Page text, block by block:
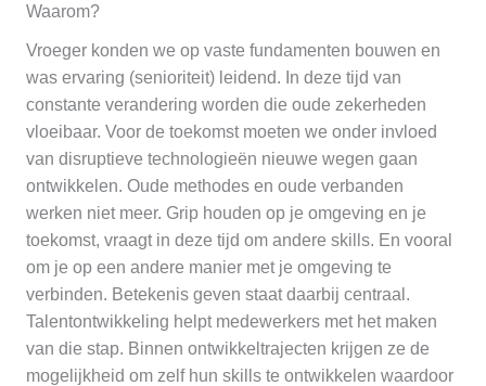
Waarom?
Vroeger konden we op vaste fundamenten bouwen en
was ervaring (senioriteit) leidend. In deze tijd van
constante verandering worden die oude zekerheden
vloeibaar. Voor de toekomst moeten we onder invloed
van disruptieve technologieën nieuwe wegen gaan
ontwikkelen. Oude methodes en oude verbanden
werken niet meer. Grip houden op je omgeving en je
toekomst, vraagt in deze tijd om andere skills. En vooral
om je op een andere manier met je omgeving te
verbinden. Betekenis geven staat daarbij centraal.
Talentontwikkeling helpt medewerkers met het maken
van die stap. Binnen ontwikkeltrajecten krijgen ze de
mogelijkheid om zelf hun skills te ontwikkelen waardoor